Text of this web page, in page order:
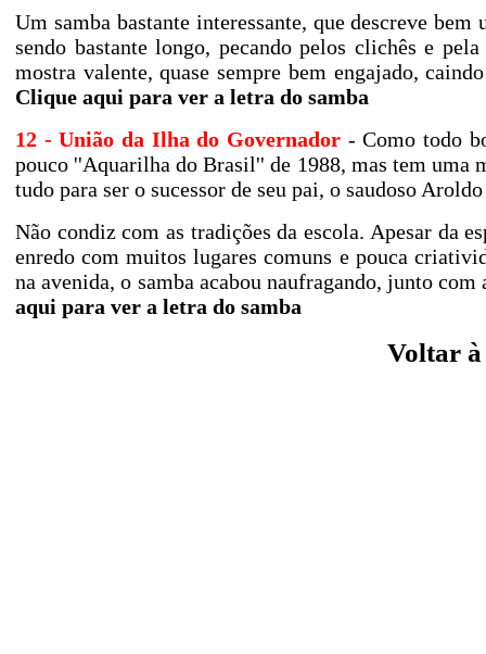
Um samba bastante interessante, que descreve
sendo bastante longo, pecando pelos clichês e
mostra valente, quase sempre bem engajado,
Clique aqui para ver a letra do samba
12 - União da Ilha do Governador - Como todo
pouco ''Aquarilha do Brasil'' de 1988, mas tem uma
tudo para ser o sucessor de seu pai, o saudoso
Não condiz com as tradições da escola. Apesar da
enredo com muitos lugares comuns e pouca
na avenida, o samba acabou naufragando, junto com
aqui para ver a letra do samba
Voltar à